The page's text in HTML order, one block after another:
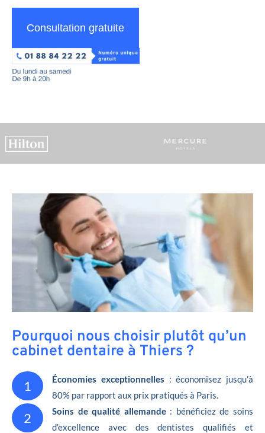
Consultation gratuite
Pourquoi nous choisir plutôt qu’un
cabinet dentaire à Thiers ?
1 Économies exceptionnelles : économisez jusqu’à
80% par rapport aux prix pratiqués à Paris.
2 Soins de qualité allemande: bénéficiez de soins
d’excellence avec des dentistes qualifiés et